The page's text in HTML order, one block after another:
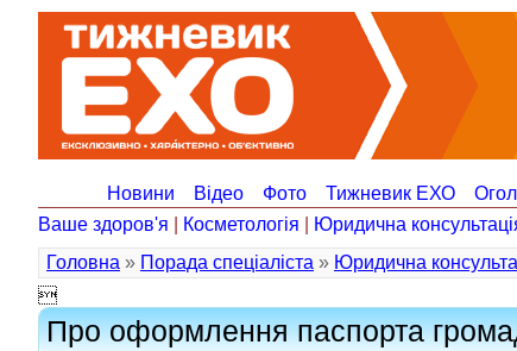
Новини Відео Фото Тижневик ЕХО
Ваше здоров'я
Косметологія Юридична
Головна » Порада спеціаліста » Юридична

Про оформлення паспорта